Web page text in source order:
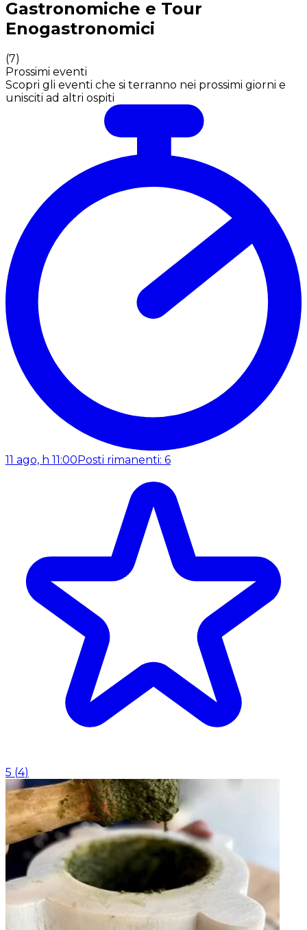
Gastronomiche e Tour
Enogastronomici
(7)
Prossimi eventi
Scopri gli eventi che si terranno nei prossimi giorni e
unisciti ad altri ospiti
11 ago, h 11:00 Posti rimanenti: 6
5 (4)